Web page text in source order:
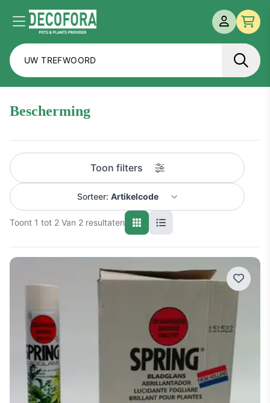
Menu MIJN
bescherming
Toon filters
Sorteer: Artikelcode
Naam A-Z
Prijs laag-hoog
Populairst
Toont 1 tot 2 Van 2 resultaten